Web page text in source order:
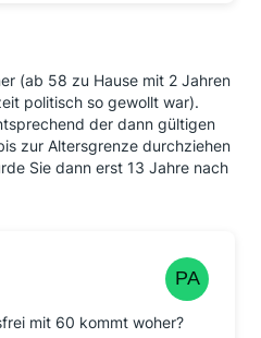
(ab 58 zu Hause mit 2 Jahren
politisch so gewollt war).
der dann gültigen
zur Altersgrenze durchziehen
Sie dann erst 13 Jahre nach
mit 60 kommt woher?